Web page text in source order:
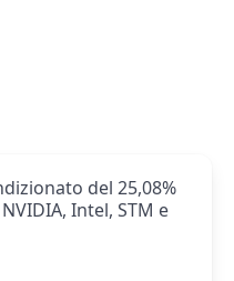
del 25,08%
Intel, STM e